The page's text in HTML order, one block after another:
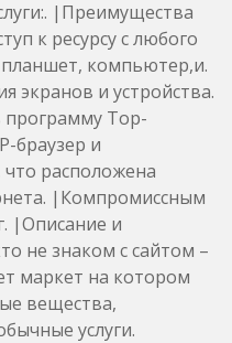
|Преимущества
к ресурсу с любого
планшет, компьютер,и.
экранов и устройства.
программу Тор-
браузер и
что расположена
|Компромиссным
|Описание и
не знаком с сайтом –
маркет на котором
вещества,
услуги.